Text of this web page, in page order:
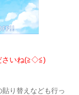
さいね(≧◇≦)
り替えなども行っ